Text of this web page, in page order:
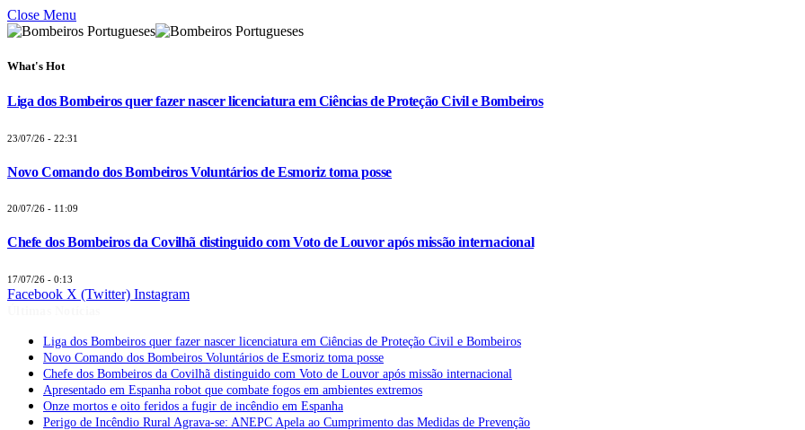
Close Menu
What's Hot
Liga dos Bombeiros quer fazer nascer licenciatura em Ciências de Proteção Civil e Bombeiros
23/07/26 - 22:31
Novo Comando dos Bombeiros Voluntários de Esmoriz toma posse
20/07/26 - 11:09
Chefe dos Bombeiros da Covilhã distinguido com Voto de Louvor após missão internacional
17/07/26 - 0:13
Facebook X (Twitter) Instagram
Liga dos Bombeiros quer fazer nascer licenciatura em Ciências de Proteção Civil e Bombeiros
Novo Comando dos Bombeiros Voluntários de Esmoriz toma posse
Chefe dos Bombeiros da Covilhã distinguido com Voto de Louvor após missão internacional
Apresentado em Espanha robot que combate fogos em ambientes extremos
Onze mortos e oito feridos a fugir de incêndio em Espanha
Perigo de Incêndio Rural Agrava-se: ANEPC Apela ao Cumprimento das Medidas de Prevenção